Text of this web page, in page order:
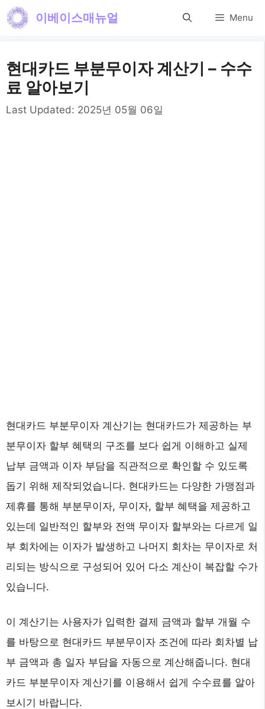
컨
로
건
너
이베이스매뉴얼 Menu
현대카드 부분무이자 계산기 – 수수
료 알아보기
Last Updated: 2025년 05월 06일
현대카드 부분무이자 계산기는 현대카드가 제공하는 부
분무이자 할부 혜택의 구조를 보다 쉽게 이해하고 실제
납부 금액과 이자 부담을 직관적으로 확인할 수 있도록
돕기 위해 제작되었습니다. 현대카드는 다양한 가맹점과
제휴를 통해 부분무이자, 무이자, 할부 혜택을 제공하고
있는데 일반적인 할부와 전액 무이자 할부와는 다르게 일
부 회차에는 이자가 발생하고 나머지 회차는 무이자로 처
리되는 방식으로 구성되어 있어 다소 계산이 복잡할 수가
있습니다.
이 계산기는 사용자가 입력한 결제 금액과 할부 개월 수
를 바탕으로 현대카드 부분무이자 조건에 따라 회차별 납
부 금액과 총 일자 부담을 자동으로 계산해줍니다. 현대
카드 부분무이자 계산기를 이용해서 쉽게 수수료를 알아
보시기 바랍니다.